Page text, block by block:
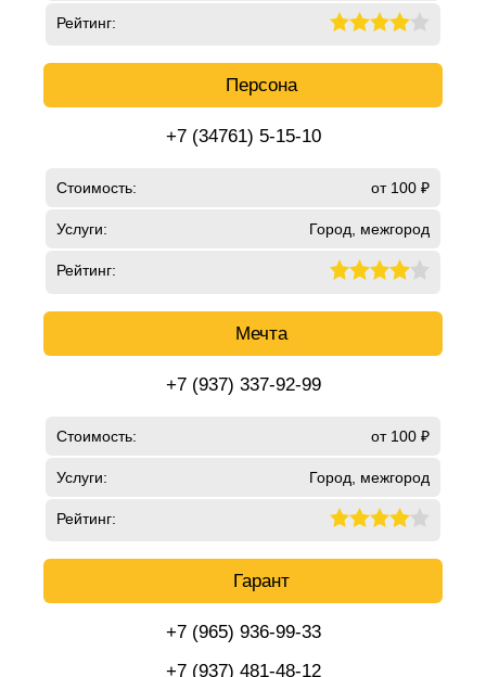
Рейтинг:
Персона
+7 (34761) 5-15-10
Стоимость: от 100 ₽
Услуги: Город, межгород
Рейтинг:
Мечта
+7 (937) 337-92-99
Стоимость: от 100 ₽
Услуги: Город, межгород
Рейтинг:
Гарант
+7 (965) 936-99-33
+7 (937) 481-48-12